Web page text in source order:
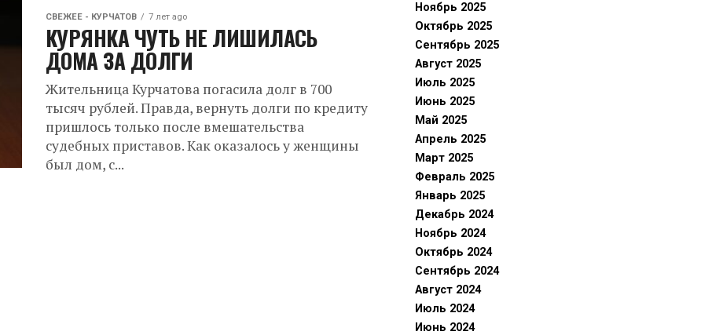
СВЕЖЕЕ - КУРЧАТОВ 7 лет ago
КУРЯНКА ЧУТЬ НЕ ЛИШИЛАСЬ
ДОМА ЗА ДОЛГИ
Жительница Курчатова погасила долг в 700
тысяч рублей. Правда, вернуть долги по кредиту
пришлось только после вмешательства
судебных приставов. Как оказалось у женщины
был дом, с...
Ноябрь 2025
Октябрь 2025
Сентябрь 2025
Август 2025
Июль 2025
Июнь 2025
Май 2025
Апрель 2025
Март 2025
Февраль 2025
Январь 2025
Декабрь 2024
Ноябрь 2024
Октябрь 2024
Сентябрь 2024
Август 2024
Июль 2024
Июнь 2024